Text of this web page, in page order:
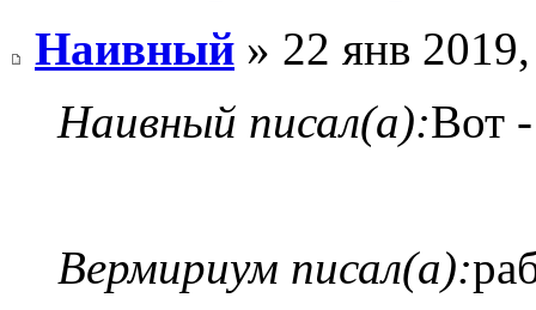
Наивный » 22 янв
Наивный писал(а):Вот
Вермириум писал(а):